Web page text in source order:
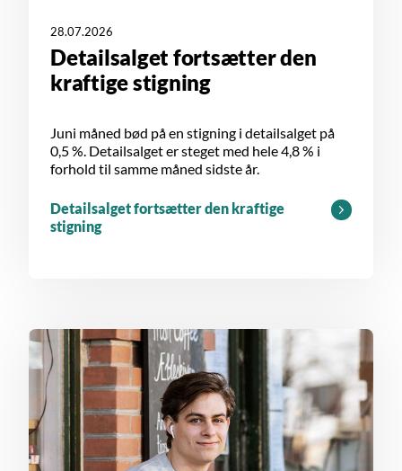
28.07.2026
Detailsalget fortsætter den
kraftige stigning
Juni måned bød på en stigning i detailsalget på
0,5 %. Detailsalget er steget med hele 4,8 % i
forhold til samme måned sidste år.
Detailsalget fortsætter den kraftige
stigning